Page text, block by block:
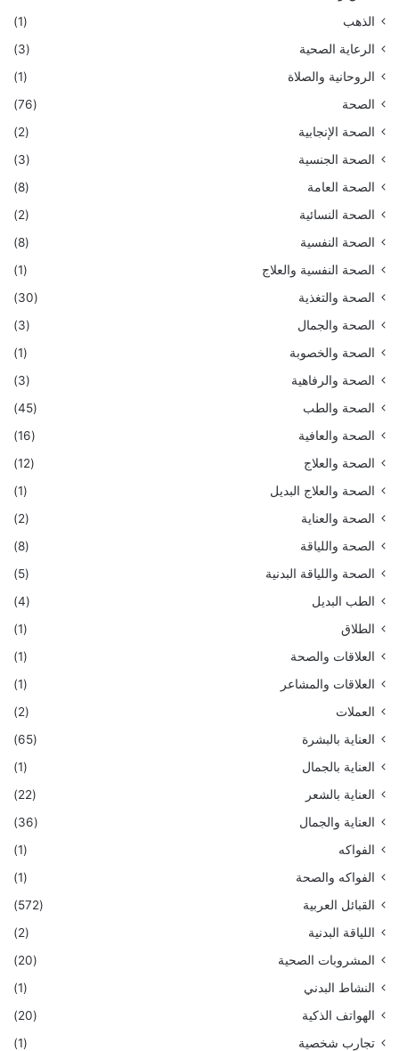
الذهب
(1)
الرعاية الصحية
(3)
الروحانية والصلاة
(1)
الصحة
(76)
الصحة الإنجابية
(2)
الصحة الجنسية
(3)
الصحة العامة
(8)
الصحة النسائية
(2)
الصحة النفسية
(8)
الصحة النفسية والعلاج
(1)
الصحة والتغذية
(30)
الصحة والجمال
(3)
الصحة والخصوبة
(1)
الصحة والرفاهية
(3)
الصحة والطب
(45)
الصحة والعافية
(16)
الصحة والعلاج
(12)
الصحة والعلاج البديل
(1)
الصحة والعناية
(2)
الصحة واللياقة
(8)
الصحة واللياقة البدنية
(5)
الطب البديل
(4)
الطلاق
(1)
العلاقات والصحة
(1)
العلاقات والمشاعر
(1)
العملات
(2)
العناية بالبشرة
(65)
العناية بالجمال
(1)
العناية بالشعر
(22)
العناية والجمال
(36)
الفواكه
(1)
الفواكه والصحة
(1)
القبائل العربية
(572)
اللياقة البدنية
(2)
المشروبات الصحية
(20)
النشاط البدني
(1)
الهواتف الذكية
(20)
تجارب شخصية
(1)